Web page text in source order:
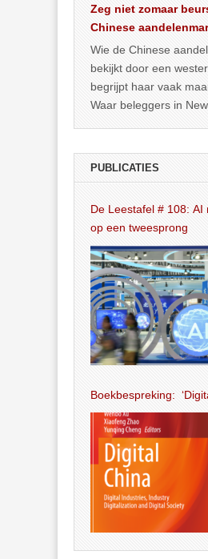
Zeg niet zomaar
Chinese
Wie de Chinese
bekijkt door een
begrijpt haar vaak
Waar beleggers in
PUBLICATIES
De Leestafel # 108: AI mondiaal
op een tweesprong
Boekbespreking: